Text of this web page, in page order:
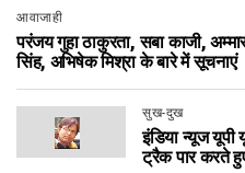
आवाजाही
परंजय गुहा ठाकुरता, सबा काजी,
सिंह, अभिषेक मिश्रा के बारे में सूचनाएं
सुख-दुख
इंडिया न्यूज
ट्रैक पार करते